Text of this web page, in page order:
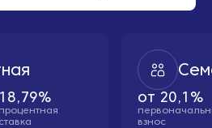
18,79%
процентная
ставка
от 20,1%
взнос